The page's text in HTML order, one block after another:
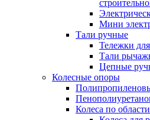
Мини
Тали ручные
Тележки
Тали
Цепные
Колесные опоры
Колеса по